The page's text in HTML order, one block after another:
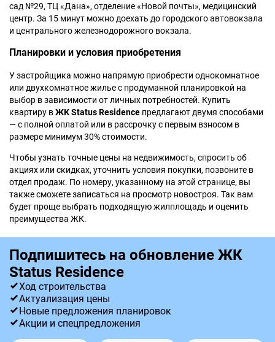
сад №29, ТЦ «Дана», отделение «Новой почты», медицинский
центр. За 15 минут можно доехать до городского автовокзала
и центрального железнодорожного вокзала.
Планировки и условия приобретения
У застройщика можно напрямую приобрести однокомнатное
или двухкомнатное жилье с продуманной планировкой на
выбор в зависимости от личных потребностей. Купить
квартиру вЖК Status Residence предлагают двумя способами
— с полной оплатой или в рассрочку с первым взносом в
размере минимум 30% стоимости.
Чтобы узнать точные цены на недвижимость, спросить об
акциях или скидках, уточнить условия покупки, позвоните в
отдел продаж. По номеру, указанному на этой странице, вы
также сможете записаться на просмотр новостроя. Так вам
будет проще выбрать подходящую жилплощадь и оценить
преимущества ЖК.
Подпишитесь на обновление ЖК
Status Residence
Ход строительства
Актуализация цены
Новые предложения планировок
Акции и спецпредложения